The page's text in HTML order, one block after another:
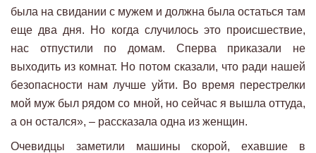
была на свидании с мужем и должна была остаться там
еще два дня. Но когда случилось это происшествие,
нас отпустили по домам. Сперва приказали не
выходить из комнат. Но потом сказали, что ради нашей
безопасности нам лучше уйти. Во время перестрелки
мой муж был рядом со мной, но сейчас я вышла оттуда,
а он остался», – рассказала одна из женщин.
Очевидцы заметили машины скорой, ехавшие в